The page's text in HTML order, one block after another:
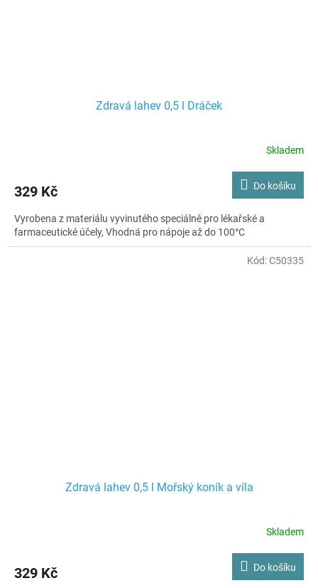
Zdravá lahev 0,5 l Dráček
Skladem
329 Kč Do košíku
Vyrobena z materiálu vyvinutého speciálně pro lékařské a
farmaceutické účely, Vhodná pro nápoje až do 100°C
Zdravá lahev 0,5 l Mořský koník a víla
Skladem
329 Kč Do košíku
Kód:C50335